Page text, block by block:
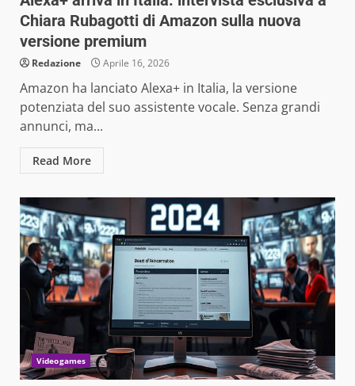
Chiara Rubagotti di Amazon sulla nuova
versione premium
Redazione Aprile 16, 2026
Amazon ha lanciato Alexa+ in Italia, la versione
potenziata del suo assistente vocale. Senza grandi
annunci, ma...
Read More
Videogames